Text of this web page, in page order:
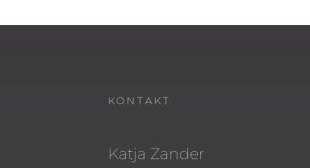
KONTAKT
Katja Zander